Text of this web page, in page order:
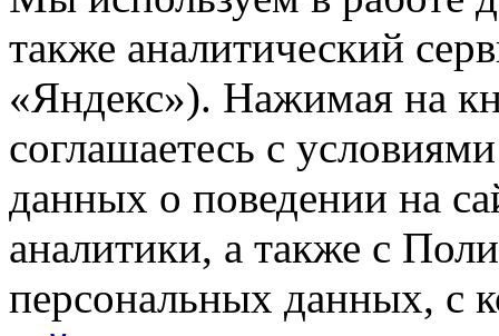
также аналитический
«Яндекс»). Нажимая на
соглашаетесь с
данных о поведении на
аналитики, а также с
персональных данных, с